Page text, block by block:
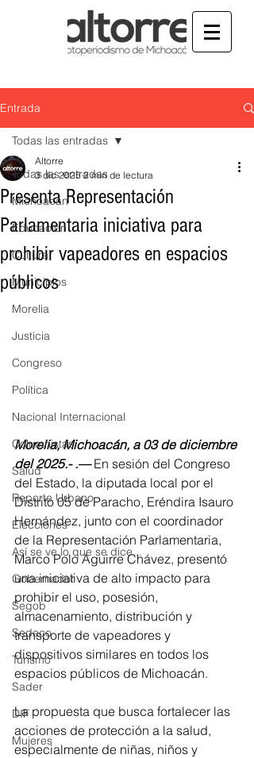
Entrada
Todas las entradas
Michoacán
Educación
Cultura
Municipios
Morelia
Justicia
Congreso
Política
Nacional Internacional
Columnistas
Salud
Reporte Urbano
Elecciones
Así se ve lo que se dice...
Gobernador
Segob
Sedeco
Turismo
Sader
DIF
Mujeres
Todas las entradas
Presenta Representación
Parlamentaria iniciativa para
prohibir vapeadores en espacios
públicos
Altorre
3 dic 2025 2 min de lectura
Morelia, Michoacán, a 03 de diciembre
del 2025.- .— En sesión del Congreso
del Estado, la diputada local por el
Distrito 05 de Paracho, Eréndira Isauro
Hernández, junto con el coordinador
de la Representación Parlamentaria,
Marco Polo Aguirre Chávez, presentó
una iniciativa de alto impacto para
prohibir el uso, posesión,
almacenamiento, distribución y
transporte de vapeadores y
dispositivos similares en todos los
espacios públicos de Michoacán.
La propuesta que busca fortalecer las
acciones de protección a la salud,
especialmente de niñas, niños y